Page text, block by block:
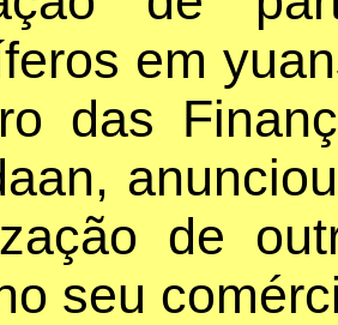
em
das
de
seu